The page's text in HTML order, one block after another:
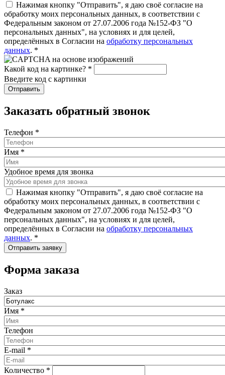
Нажимая кнопку "Отправить", я даю своё согласие на
обработку моих персональных данных, в соответствии с
Федеральным законом от 27.07.2006 года №152-ФЗ "О
персональных данных", на условиях и для целей,
определённых в Согласии на обработку персональных
данных. *
Какой код на картинке? *
Введите код с картинки
Заказать обратный звонок
Телефон *
Имя *
Удобное время для звонка
Нажимая кнопку "Отправить", я даю своё согласие на
обработку моих персональных данных, в соответствии с
Федеральным законом от 27.07.2006 года №152-ФЗ "О
персональных данных", на условиях и для целей,
определённых в Согласии на обработку персональных
данных. *
Форма заказа
Заказ
Имя *
Телефон
E-mail *
Количество *